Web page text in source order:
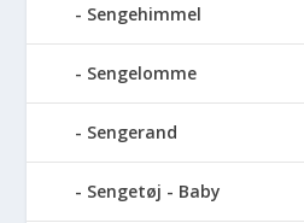
Sengehimmel
Sengelomme
Sengerand
Sengetøj - Baby